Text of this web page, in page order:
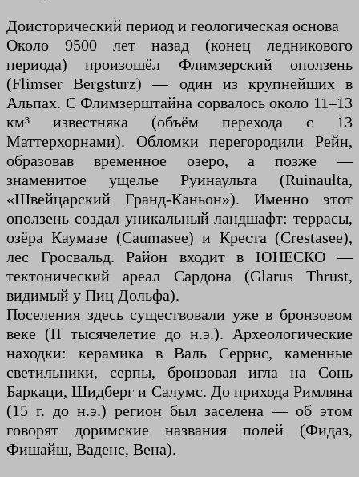
Доисторический период и геологическая основа
Около 9500 лет назад (конец ледникового
периода) произошёл Флимзерский оползень
(Flimser Bergsturz) — один из крупнейших в
Альпах. С Флимзерштайна сорвалось около 11–13
км³ известняка (объём перехода с 13
Маттерхорнами). Обломки перегородили Рейн,
образовав временное озеро, а позже —
знаменитое ущелье Руинаульта (Ruinaulta,
«Швейцарский Гранд-Каньон»). Именно этот
оползень создал уникальный ландшафт: террасы,
озёра Каумазе (Caumasee) и Креста (Crestasee),
лес Гросвальд. Район входит в ЮНЕСКО —
тектонический ареал Сардона (Glarus Thrust,
видимый у Пиц Дольфа).
Поселения здесь существовали уже в бронзовом
веке (II тысячелетие до н.э.). Археологические
находки: керамика в Валь Серрис, каменные
светильники, серпы, бронзовая игла на Сонь
Баркаци, Шидберг и Салумс. До прихода Римляна
(15 г. до н.э.) регион был заселена — об этом
говорят доримские названия полей (Фидаз,
Фишайш, Ваденс, Вена).